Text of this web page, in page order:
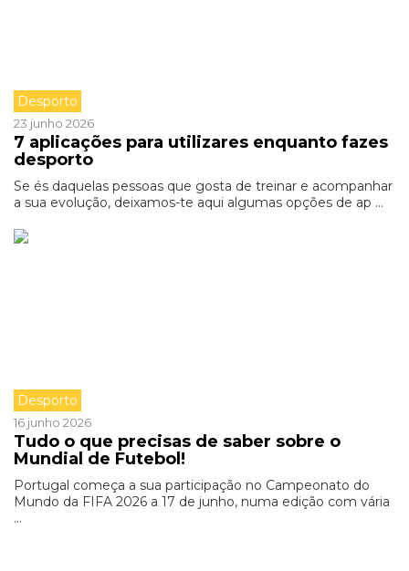
Desporto
23 junho 2026
7 aplicações para utilizares enquanto fazes
desporto
Se és daquelas pessoas que gosta de treinar e acompanhar
a sua evolução, deixamos-te aqui algumas opções de ap ...
Desporto
16 junho 2026
Tudo o que precisas de saber sobre o
Mundial de Futebol!
Portugal começa a sua participação no Campeonato do
Mundo da FIFA 2026 a 17 de junho, numa edição com vária
...